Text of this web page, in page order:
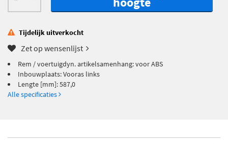
Tijdelijk uitverkocht
Zet op wensenlijst
Rem / voertuigdyn. artikelsamenhang: voor ABS
Inbouwplaats: Vooras links
Lengte [mm]: 587,0
Alle specificaties